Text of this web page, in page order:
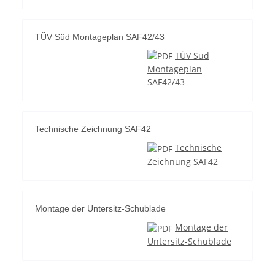
TÜV Süd Montageplan SAF42/43
TÜV Süd
Montageplan
SAF42/43
Technische Zeichnung SAF42
Technische
Zeichnung SAF42
Montage der Untersitz-Schublade
Montage der
Untersitz-Schublade